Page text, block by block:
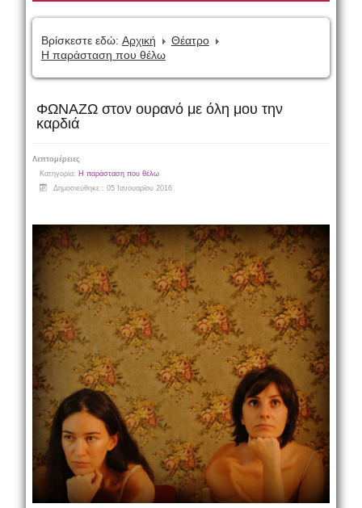
Βρίσκεστε εδώ: Αρχική
Θέατρο
Η παράσταση που θέλω
ΦΩΝΑΖΩ στον ουρανό με όλη μου την
καρδιά
Λεπτομέρειες
Κατηγορία: Η παράσταση που θέλω
Δημοσιεύθηκε : 05 Ιανουαρίου 2016